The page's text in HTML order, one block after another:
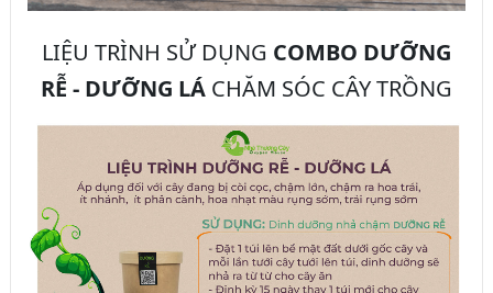
LIỆU TRÌNH SỬ DỤNG COMBO DƯỠNG
RỄ - DƯỠNG LÁ CHĂM SÓC CÂY TRỒNG